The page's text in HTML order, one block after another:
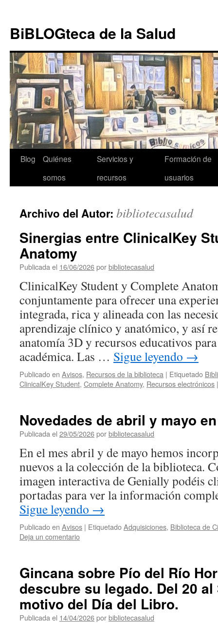
contenido
BiBLOGteca de la Salud
Blog
Quiénes
somos
Servicios y
recursos
Formación de
usuarios
Archivo del Autor: bibliotecasalud
Sinergias entre ClinicalKey
Anatomy
Publicada el 16/06/2026porbibliotecasalud
ClinicalKey Student y Complete
conjuntamente para ofrecer una
integrada, rica y alineada con las
aprendizaje clínico y anatómico, y así
anatomía 3D y recursos educativos
académica. Las … Sigue leyendo →
Publicado en Avisos, Recursos de la biblioteca | Etiquetado
ClinicalKey Student, Complete Anatomy, Recursos electrónicos |
Novedades de abril y mayo
Publicada el 29/05/2026porbibliotecasalud
En el mes abril y de mayo hemos
nuevos a la colección de la biblioteca.
imagen interactiva de Genially podéis
portadas para ver la información
Sigue leyendo →
Publicado en Avisos | EtiquetadoAdquisiciones, Biblioteca de
Deja un comentario
Gincana sobre Pío del Río
descubre su legado. Del 20
motivo del Día del Libro.
Publicada el 14/04/2026porbibliotecasalud